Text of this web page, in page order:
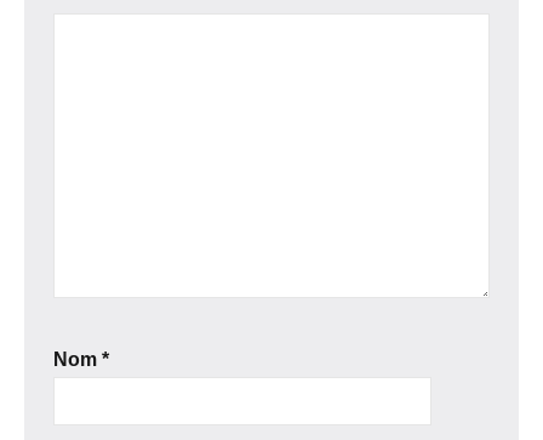
Nom *